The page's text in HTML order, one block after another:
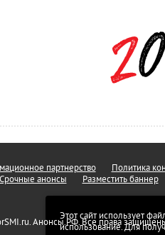
Этот сайт использует
использование. Для
партнерство Политика
Срочные анонсы Разместить баннер
Анонсы.РФ. Все права